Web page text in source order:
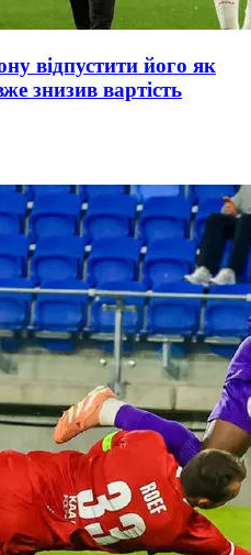
відпустити його як
знизив вартість